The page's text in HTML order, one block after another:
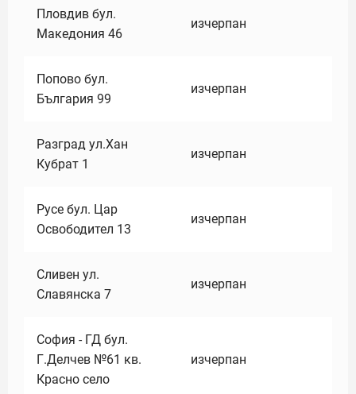
Пловдив бул.
Македония 46
изчерпан
Попово бул.
България 99
изчерпан
Разград ул.Хан
Кубрат 1
изчерпан
Русе бул. Цар
Освободител 13
изчерпан
Сливен ул.
Славянска 7
изчерпан
София - ГД бул.
Г.Делчев №61 кв.
Красно село
изчерпан